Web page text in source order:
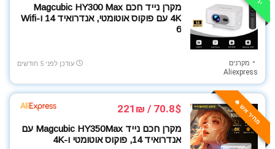
גאדג'טים
גיימינג
גרילים טאבונים ומעשנות
הנעלה
חיות מחמד
טאבלטים
טלויזיות
כבלים ומטענים
כלי עבודה
מקרן נייד חכם Magcubic HY300 Max
4K עם פוקוס אוטומטי, אנדרואיד 14 ו-Wifi
6
מקרנים
Aliexpress
עודכן לפני 5 חודשים
מחיר אש 🔥 70.8$ / 221₪
מקרן חכם נייד Magcubic HY350Max עם
אנדרואיד 14, פוקוס אוטומטי ו-4K